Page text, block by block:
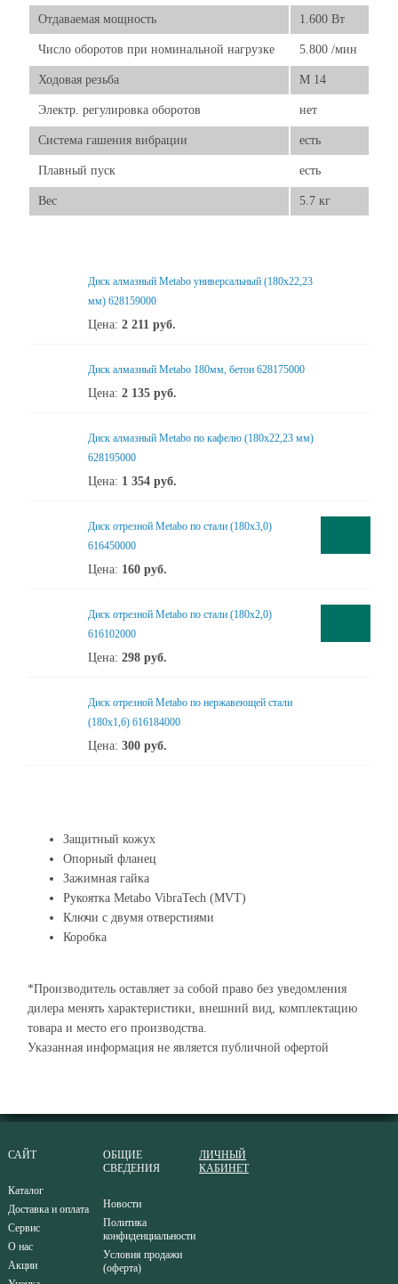
Отдаваемая мощность 1.600 Вт
Число оборотов при номинальной нагрузке 5.800 /мин
Ходовая резьба M 14
Электр. регулировка оборотов нет
Система гашения вибрации есть
Плавный пуск есть
Вес 5.7 кг
Диск алмазный Metabo универсальный (180x22,23
мм) 628159000
Цена: 2 211 руб.
Диск алмазный Metabo 180мм, бетон 628175000
Цена: 2 135 руб.
Диск алмазный Metabo по кафелю (180x22,23 мм)
628195000
Цена: 1 354 руб.
Диск отрезной Metabo по стали (180x3,0)
616450000
Цена: 160 руб.
Диск отрезной Metabo по стали (180x2,0)
616102000
Цена: 298 руб.
Диск отрезной Metabo по нержавеющей стали
(180x1,6) 616184000
Цена: 300 руб.
Защитный кожух
Опорный фланец
Зажимная гайка
Рукоятка Metabo VibraTech (MVT)
Ключи с двумя отверстиями
Коробка
*Производитель оставляет за собой право без уведомления
дилера менять характеристики, внешний вид, комплектацию
товара и место его производства.
Указанная информация не является публичной офертой
САЙТ
Каталог
Доставка и оплата
Сервис
О нас
Акции
ОБЩИЕ
СВЕДЕНИЯ
Новости
Политика
конфиденциальности
Условия продажи
(оферта)
ЛИЧНЫЙ
КАБИНЕТ